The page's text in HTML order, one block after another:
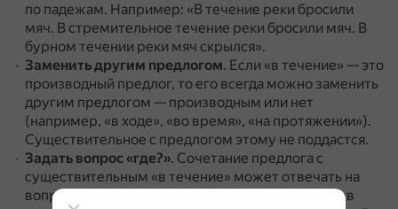
по падежам. Например: «В течение реки бросили
мяч. В стремительное течение реки бросили мяч. В
бурном течении реки мяч скрылся».
Заменить другим предлогом. Если «в течение» — это
производный предлог, то его всегда можно заменить
другим предлогом — производным или нет
(например, «в ходе», «во время», «на протяжении»).
Существительное с предлогом этому не поддастся.
Задать вопрос «где?». Сочетание предлога с
существительным «в течение» может отвечать на
вопрос «где?».
А вот к производному предлогу «в